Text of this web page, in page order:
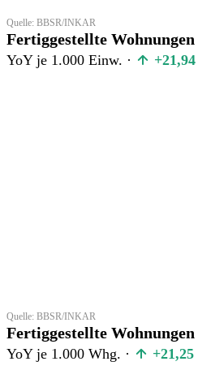
Quelle: BBSR/INKAR
Fertiggestellte
YoY je 1.000 Einw. ·
Quelle: BBSR/INKAR
Fertiggestellte Wohnungen
YoY je 1.000 Whg. ·